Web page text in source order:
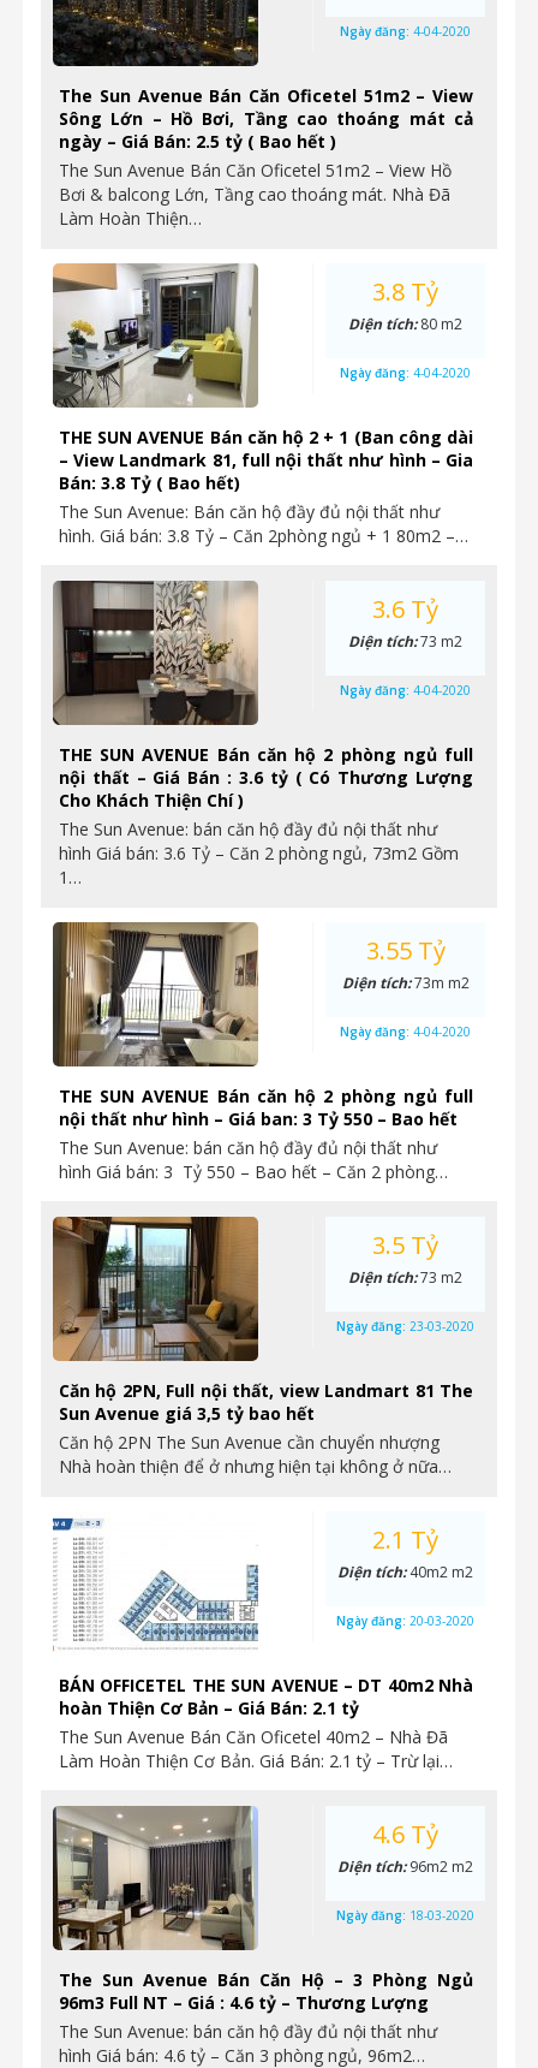
The Sun Avenue Bán Căn Oficetel 51m2 – View
Sông Lớn – Hồ Bơi, Tầng cao thoáng mát cả
ngày – Giá Bán: 2.5 tỷ ( Bao hết )
The Sun Avenue Bán Căn Oficetel 51m2 – View Hồ
Bơi & balcong Lớn, Tầng cao thoáng mát. Nhà Đã
Làm Hoàn Thiện…
Ngày đăng: 4-04-2020
THE SUN AVENUE Bán căn hộ 2 + 1 (Ban công dài
– View Landmark 81, full nội thất như hình – Gia
Bán: 3.8 Tỷ ( Bao hết)
The Sun Avenue: Bán căn hộ đầy đủ nội thất như
hình. Giá bán: 3.8 Tỷ – Căn 2phòng ngủ + 1 80m2 –…
3.8 Tỷ
Diện tích:80 m2
Ngày đăng: 4-04-2020
THE SUN AVENUE Bán căn hộ 2 phòng ngủ full
nội thất – Giá Bán : 3.6 tỷ ( Có Thương Lượng
Cho Khách Thiện Chí )
The Sun Avenue: bán căn hộ đầy đủ nội thất như
hình Giá bán: 3.6 Tỷ – Căn 2 phòng ngủ, 73m2 Gồm
1…
3.6 Tỷ
Diện tích:73 m2
Ngày đăng: 4-04-2020
THE SUN AVENUE Bán căn hộ 2 phòng ngủ full
nội thất như hình – Giá ban: 3 Tỷ 550 – Bao hết
The Sun Avenue: bán căn hộ đầy đủ nội thất như
hình Giá bán: 3 Tỷ 550 – Bao hết – Căn 2 phòng…
3.55 Tỷ
Diện tích:73m m2
Ngày đăng: 4-04-2020
Căn hộ 2PN, Full nội thất, view Landmart 81 The
Sun Avenue giá 3,5 tỷ bao hết
Căn hộ 2PN The Sun Avenue cần chuyển nhượng
Nhà hoàn thiện để ở nhưng hiện tại không ở nữa…
3.5 Tỷ
Diện tích:73 m2
Ngày đăng: 23-03-2020
BÁN OFFICETEL THE SUN AVENUE – DT 40m2 Nhà
hoàn Thiện Cơ Bản – Giá Bán: 2.1 tỷ
The Sun Avenue Bán Căn Oficetel 40m2 – Nhà Đã
Làm Hoàn Thiện Cơ Bản. Giá Bán: 2.1 tỷ – Trừ lại…
2.1 Tỷ
Diện tích:40m2 m2
Ngày đăng: 20-03-2020
The Sun Avenue Bán Căn Hộ – 3 Phòng Ngủ
96m3 Full NT – Giá : 4.6 tỷ – Thương Lượng
The Sun Avenue: bán căn hộ đầy đủ nội thất như
hình Giá bán: 4.6 tỷ – Căn 3 phòng ngủ, 96m2…
4.6 Tỷ
Diện tích:96m2 m2
Ngày đăng: 18-03-2020